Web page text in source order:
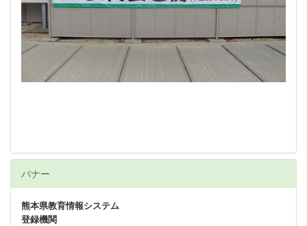
バナー
熊本県教育情報システム
登録機関